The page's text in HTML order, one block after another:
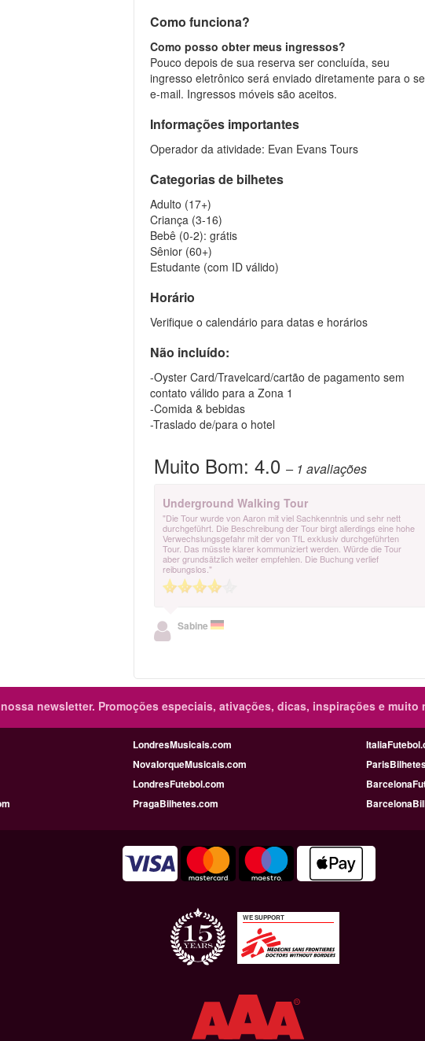
Como funciona?
Como posso obter meus ingressos?
Pouco depois de sua reserva ser concluída, seu
ingresso eletrônico será enviado diretamente para o
e-mail. Ingressos móveis são aceitos.
Informações importantes
Operador da atividade: Evan Evans Tours
Categorias de bilhetes
Adulto (17+)
Criança (3-16)
Bebê (0-2): grátis
Sênior (60+)
Estudante (com ID válido)
Horário
Verifique o calendário para datas e horários
Não incluído:
-Oyster Card/Travelcard/cartão de pagamento sem
contato válido para a Zona 1
-Comida & bebidas
-Traslado de/para o hotel
Muito Bom:4.0– 1avaliações
Underground Walking Tour
"Die Tour wurde von Aaron mit viel Sachkenntnis und sehr nett
durchgeführt. Die Beschreibung der Tour birgt allerdings eine hohe
Verwechslungsgefahr mit der von TfL exklusiv durchgeführten
Tour. Das müsste klarer kommuniziert werden. Würde die Tour
aber grundsätzlich weiter empfehlen. Die Buchung verlief
reibungslos."
Sabine
newsletter. Promoções especiais, ativações, dicas, inspirações e muito
LondresMusicais.com
NovaIorqueMusicais.com
LondresFutebol.com
PragaBilhetes.com
WE SUPPORT